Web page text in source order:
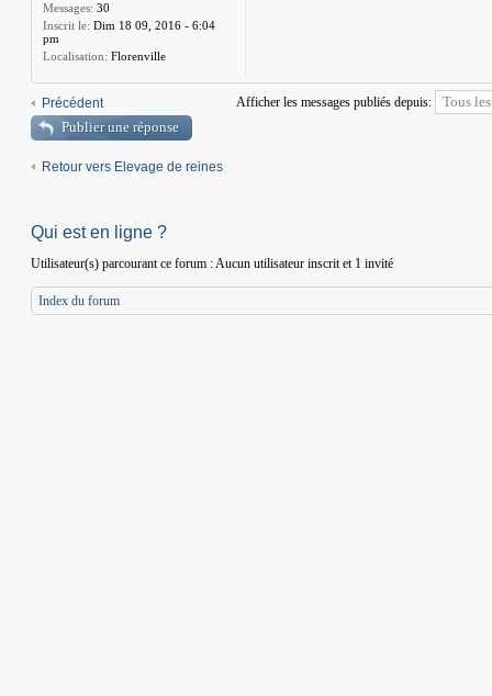
Messages: 30
Inscrit le: Dim 18 09, 2016 - 6:04
pm
Localisation: Florenville
Précédent Afficher les messages publiés depuis:
Publier une réponse
Retour vers Elevage de reines
Qui est en ligne ?
Utilisateur(s) parcourant ce forum : Aucun utilisateur inscrit et 1 invité
Index du forum